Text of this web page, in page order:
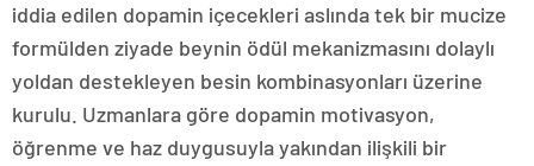
iddia edilen dopamin içecekleri aslında tek bir mucize
formülden ziyade beynin ödül mekanizmasını dolaylı
yoldan destekleyen besin kombinasyonları üzerine
kurulu. Uzmanlara göre dopamin motivasyon,
öğrenme ve haz duygusuyla yakından ilişkili bir